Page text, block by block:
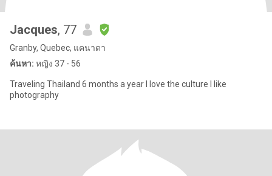
Jacques, 77
Granby, Quebec, แคนาดา
ค้นหา: หญิง 37 - 56
Traveling Thailand 6 months a year I love the culture I like
photography